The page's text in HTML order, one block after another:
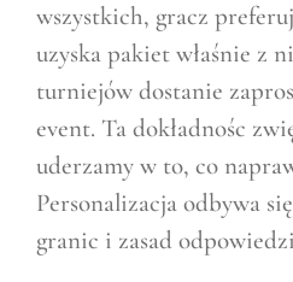
wszystkich, gracz
uzyska pakiet właśnie z
turniejów dostanie
event. Ta dokładnośc
uderzamy w to, co
Personalizacja odbywa
granic i zasad